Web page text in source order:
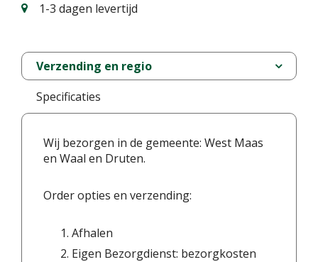
1-3 dagen levertijd
Verzending en regio
Specificaties
Wij bezorgen in de gemeente: West Maas
en Waal en Druten.
Order opties en verzending:
Afhalen
Eigen Bezorgdienst: bezorgkosten